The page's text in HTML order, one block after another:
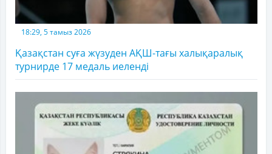
18:29, 5 тамыз 2026
Қазақстан суға жүзуден АҚШ-тағы халықаралық
турнирде 17 медаль иеленді